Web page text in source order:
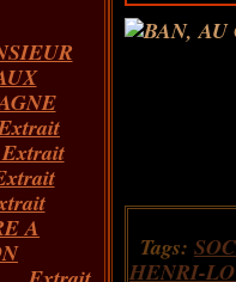
A
Tags:
HENRI-